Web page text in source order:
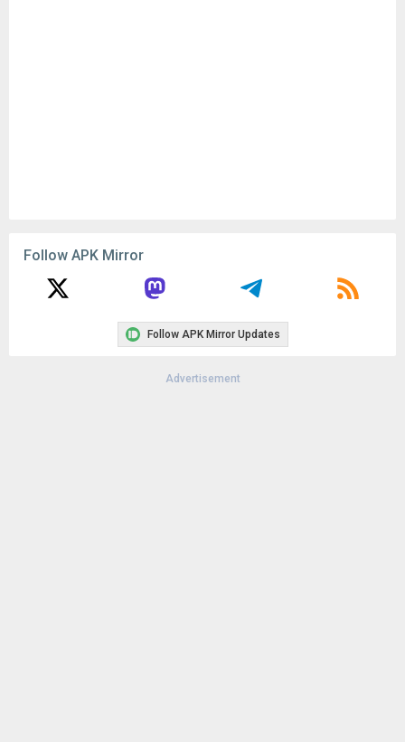
Follow APK Mirror
Follow APK Mirror Updates
Advertisement